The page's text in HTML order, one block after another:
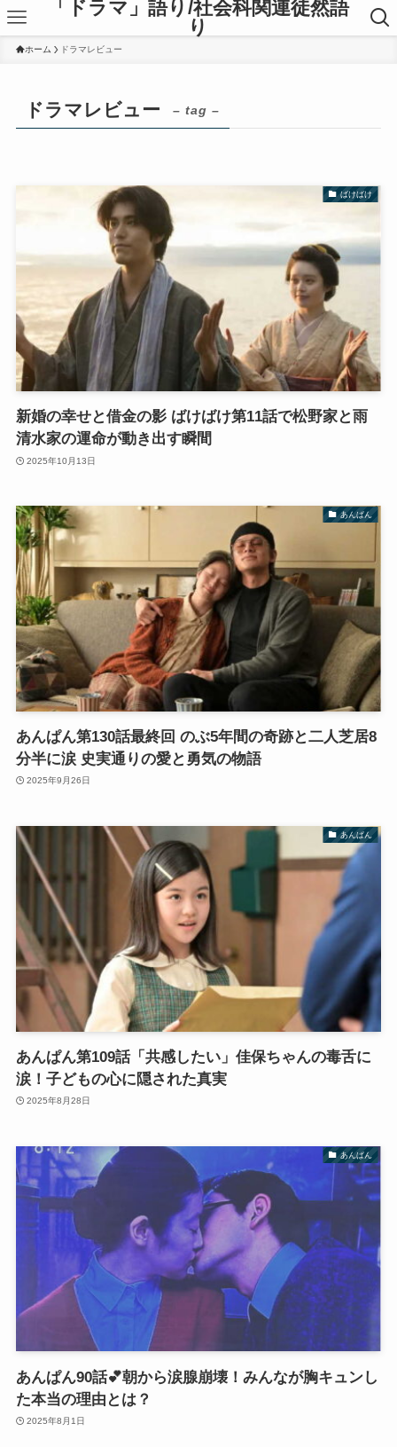
「ドラマ」語り/社会科関連徒然語
り
ホーム ドラマレビュー
ドラマレビュー – tag –
ばけばけ
新婚の幸せと借金の影 ばけばけ第11話で松野家と雨
清水家の運命が動き出す瞬間
2025年10月13日
あんぱん
あんぱん第130話最終回 のぶ5年間の奇跡と二人芝居8
分半に涙 史実通りの愛と勇気の物語
2025年9月26日
あんぱん
あんぱん第109話「共感したい」佳保ちゃんの毒舌に
涙！子どもの心に隠された真実
2025年8月28日
あんぱん
あんぱん90話💕朝から涙腺崩壊！みんなが胸キュンし
た本当の理由とは？
2025年8月1日